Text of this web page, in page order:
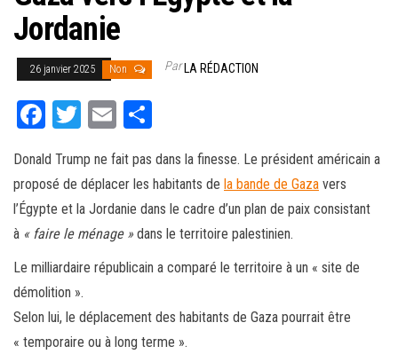
Jordanie
26 janvier 2025 Non ParLA RÉDACTION
Fa
bo
ok
T
tt
er
E
ail ag
er
Donald Trump ne fait pas dans la finesse. Le président américain a
proposé de déplacer les habitants de la bande de Gaza vers
l’Égypte et la Jordanie dans le cadre d’un plan de paix consistant
à « faire le ménage » dans le territoire palestinien.
Le milliardaire républicain a comparé le territoire à un « site de
démolition ».
Selon lui, le déplacement des habitants de Gaza pourrait être
« temporaire ou à long terme ».